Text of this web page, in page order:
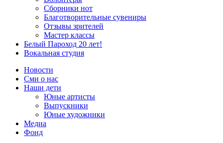
Сборники нот
Благотворительные сувениры
Отзывы зрителей
Мастер классы
Белый Пароход 20 лет!
Вокальная студия
Новости
Сми о нас
Наши дети
Юные артисты
Выпускники
Юные художники
Медиа
Фонд